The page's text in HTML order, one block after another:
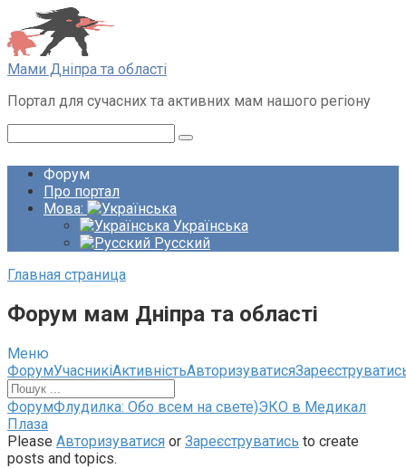
Перейти
до
вмісту
Мами Дніпра та області
Портал для сучасних та активних мам нашого регіону
Форум
Про портал
Мова:
Українська
Русский
Главная страница
Форум мам Дніпра та області
Меню
Навігація
по
форуму
ФорумУчасникіАктивністьАвторизуватися
Навігаційна
стежка
форуму
–
ФорумФлудилка: Обо всем на свете)ЭКО в Медикал
Плаза
Please Авторизуватися or Зареєструватись to create
posts and topics.